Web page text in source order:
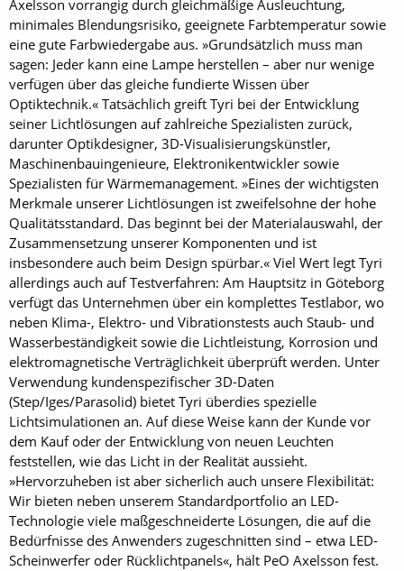
Axelsson vorrangig durch gleichmäßige Ausleuchtung,
minimales Blendungsrisiko, geeignete Farbtemperatur sowie
eine gute Farbwiedergabe aus. »Grundsätzlich muss man
sagen: Jeder kann eine Lampe herstellen – aber nur wenige
verfügen über das gleiche fundierte Wissen über
Optiktechnik.« Tatsächlich greift Tyri bei der Entwicklung
seiner Lichtlösungen auf zahlreiche Spezialisten zurück,
darunter Optikdesigner, 3D-Visualisierungskünstler,
Maschinenbauingenieure, Elektronikentwickler sowie
Spezialisten für Wärmemanagement. »Eines der wichtigsten
Merkmale unserer Lichtlösungen ist zweifelsohne der hohe
Qualitätsstandard. Das beginnt bei der Materialauswahl, der
Zusammensetzung unserer Komponenten und ist
insbesondere auch beim Design spürbar.« Viel Wert legt Tyri
allerdings auch auf Testverfahren: Am Hauptsitz in Göteborg
verfügt das Unternehmen über ein komplettes Testlabor, wo
neben Klima-, Elektro- und Vibrationstests auch Staub- und
Wasserbeständigkeit sowie die Lichtleistung, Korrosion und
elektromagnetische Verträglichkeit überprüft werden. Unter
Verwendung kundenspezifischer 3D-Daten
(Step/Iges/Parasolid) bietet Tyri überdies spezielle
Lichtsimulationen an. Auf diese Weise kann der Kunde vor
dem Kauf oder der Entwicklung von neuen Leuchten
feststellen, wie das Licht in der Realität aussieht.
»Hervorzuheben ist aber sicherlich auch unsere Flexibilität:
Wir bieten neben ­unserem ­Standardportfolio an LED-
Technologie viele maßgeschneiderte Lösungen, die auf die
Bedürfnisse des Anwenders zugeschnitten sind – etwa LED-
Scheinwerfer oder Rücklichtpanels«, hält PeO Axelsson fest.